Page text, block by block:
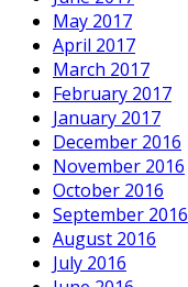
May 2017
April 2017
March 2017
February 2017
January 2017
December 2016
November 2016
October 2016
September 2016
August 2016
July 2016